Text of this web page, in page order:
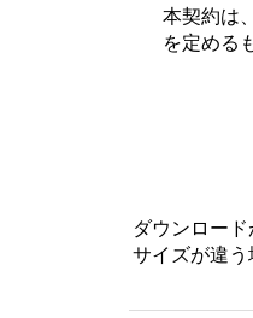
本契約は
を定める
されて
VAIO
本
ダウンロー
サイズが違う